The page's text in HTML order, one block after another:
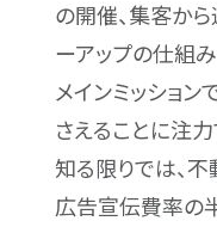
の開催、集客か
ーアップの仕組
メインミッショ
さえることに注
知る限りでは、
広告宣伝費率の